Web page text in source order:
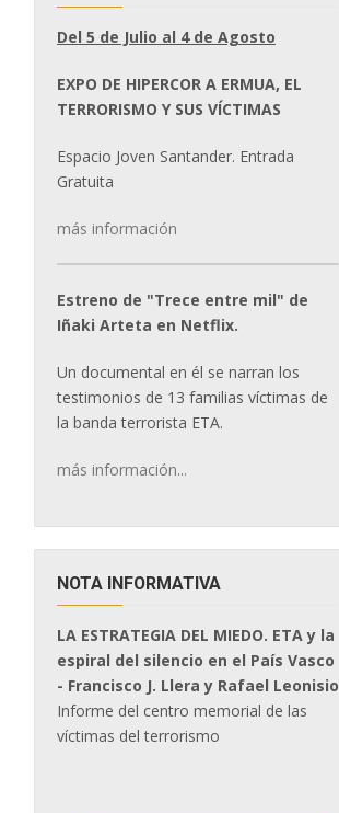
Del 5 de Julio al 4 de Agosto
EXPO DE HIPERCOR A ERMUA, EL
TERRORISMO Y SUS VÍCTIMAS
Espacio Joven Santander. Entrada
Gratuita
más información
Estreno de "Trece entre mil" de
Iñaki Arteta en Netflix.
Un documental en él se narran los
testimonios de 13 familias víctimas de
la banda terrorista ETA.
más información...
NOTA INFORMATIVA
LA ESTRATEGIA DEL MIEDO. ETA y la
espiral del silencio en el País Vasco
- Francisco J. Llera y Rafael Leonisio
Informe del centro memorial de las
víctimas del terrorismo